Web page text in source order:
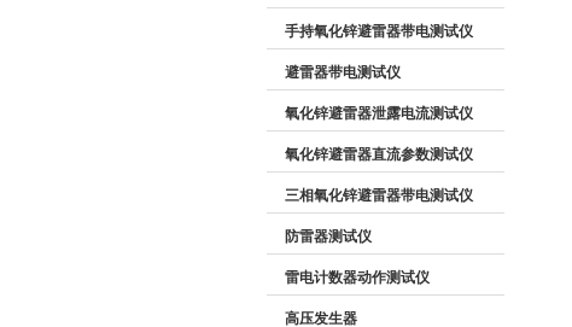
手持氧化锌避雷器带电测试仪
避雷器带电测试仪
氧化锌避雷器泄露电流测试仪
氧化锌避雷器直流参数测试仪
三相氧化锌避雷器带电测试仪
防雷器测试仪
雷电计数器动作测试仪
高压发生器